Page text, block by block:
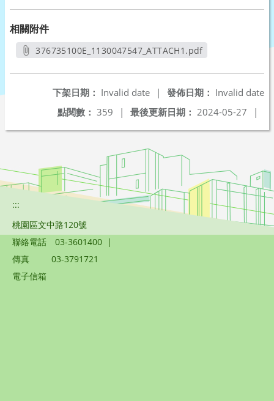
相關附件
376735100E_1130047547_ATTACH1.pdf
發佈日期： Invalid date
下架日期： Invalid date
|
最後更新日期： 2024-05-27 |
點閱數： 359 |
:::
桃園區文中路120號
聯絡電話
03-3601400 |
傳真
03-3791721
電子信箱